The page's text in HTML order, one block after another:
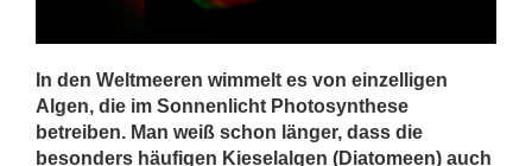
In den Weltmeeren wimmelt es von einzelligen
Algen, die im Sonnenlicht Photosynthese
betreiben. Man weiß schon länger, dass die
besonders häufigen Kieselalgen (Diatomeen) auch